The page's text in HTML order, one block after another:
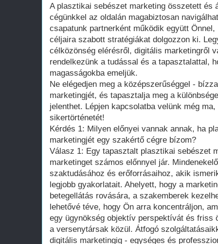
A plasztikai sebészet marketing összetett és
cégünkkel az oldalán magabiztosan
csapatunk partnerként működik együtt
céljaira szabott stratégiákat dolgozzon ki.
célközönség elérésről, digitális marketingről
rendelkezünk a tudással és a tapasztalattal,
magasságokba emeljük.
Ne elégedjen meg a középszerűséggel -
marketingjét, és tapasztalja meg a
jelenthet. Lépjen kapcsolatba velünk még
sikertörténetét!
Kérdés 1: Milyen előnyei vannak annak, ha
marketingjét egy szakértő cégre bízom?
Válasz 1: Egy tapasztalt plasztikai sebészet
marketinget számos előnnyel jár.
szaktudásához és erőforrásaihoz, akik
legjobb gyakorlatait. Ahelyett, hogy a
betegellátás rovására, a szakemberek
lehetővé téve, hogy Ön arra koncentráljon,
egy ügynökség objektív perspektívát és friss
a versenytársak közül. Átfogó
digitális marketingig - egységes és